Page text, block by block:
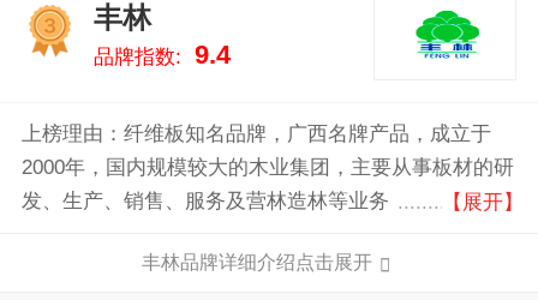
丰林
品牌指数: 9.4
上榜理由：纤维板知名品牌，广西名牌产品，成立于
2000年，国内规模较大的木业集团，主要从事板材的研
发、生产、销售、服务及营林造林等业务，产品涵盖密
材、家具家装、饰面基材、建筑建材等领域。
【展开】
丰林品牌详细介绍点击展开